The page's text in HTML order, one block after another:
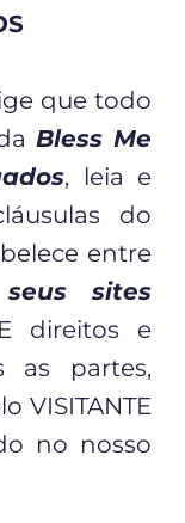
que todo
Bless Me
, leia e
do
entre
sites
direitos e
as partes,
VISITANTE
no nosso